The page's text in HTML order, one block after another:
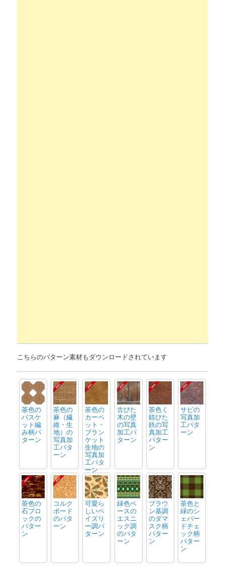
こちらのパターン素材もダウンロードされています
茶色の
バスケ
ット編
み柄パ
ターン
茶色の
麻（繊
維・生
地）の
写真加
工パタ
ーン
茶色の
カーペ
ット・
ブラン
ケット
生地の
写真加
工パタ
ーン
古びた
木の壁
の写真
加工パ
ターン
茶色く
錆びた
鉄の写
真加工
パター
ン
サビの
写真加
工パタ
ーン
茶色の
石ブロ
ックの
パター
ン
コルク
ボード
のパタ
ーン
可愛ら
しいペ
イズリ
ー調パ
ターン
緑色ベ
ースの
エスニ
ック調
のパタ
ーン
ブラウ
ン基調
のダマ
スク柄
パター
ン
茶色と
緑のシ
ェパー
ドチェ
ック柄
パター
ン